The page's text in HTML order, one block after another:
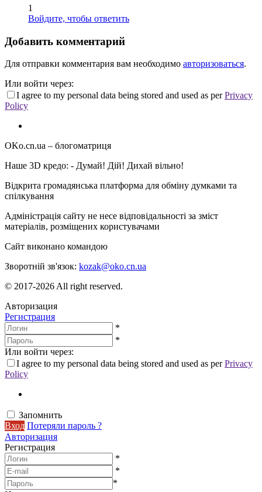
1
Войдите, чтобы ответить
Добавить комментарий
Для отправки комментария вам необходимо авторизоваться.
Или войти через:
I agree to my personal data being stored and used as perPrivacy
Policy
OKo.cn.ua – блогоматриця
Наше 3D кредо: - Думай! Дій! Дихай вільно!
Відкрита громадянська платформа для обміну думками та
спілкування
Адміністрація сайту не несе відповідальності за зміст
матеріалів, розміщених користувачами
Сайт виконано командою
Зворотній зв'язок: kozak@oko.cn.ua
© 2017-2026 All right reserved.
Авторизация
Регистрация
*
*
Или войти через:
I agree to my personal data being stored and used as perPrivacy
Policy
Запомнить
Вход Потеряли пароль ?
Авторизация
Регистрация
*
*
*